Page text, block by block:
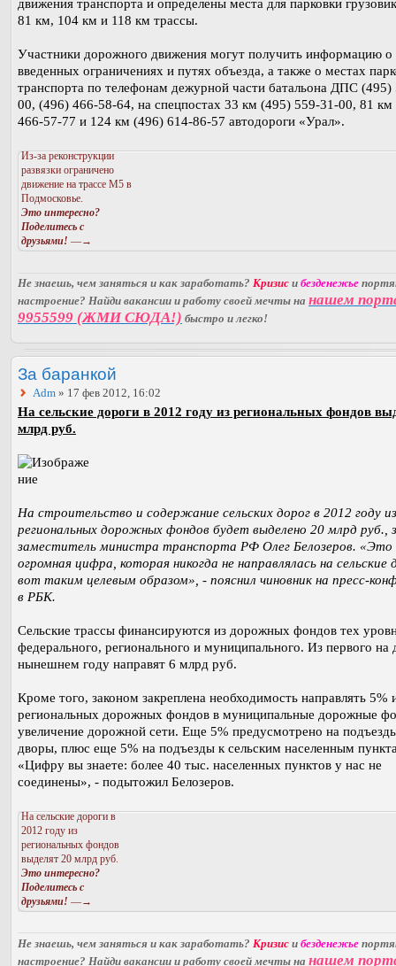
движения транспорта и определены места для парковки
81 км, 104 км и 118 км трассы.
Участники дорожного движения могут получить информацию о
введенных ограничениях и путях объезда, а также о местах
транспорта по телефонам дежурной части батальона ДПС (495)
00, (496) 466-58-64, на спецпостах 33 км (495) 559-31-00, 81 км
466-57-77 и 124 км (496) 614-86-57 автодороги «Урал».
Из-за реконструкции
развязки ограничено
движение на трассе М5 в
Подмосковье.
Это интересно?
Поделитесь с
друзьями! —→
Не знаешь, чем заняться и как заработать? Кризис и безденежье
настроение? Найди вакансии и работу своей мечты на нашем
9955599 (ЖМИ СЮДА!) быстро и легко!
За баранкой
Adm » 17 фев 2012, 16:02
На сельские дороги в 2012 году из региональных фондов
млрд руб.
На строительство и содержание сельских дорог в 2012 году из
региональных дорожных фондов будет выделено 20 млрд руб.,
заместитель министра транспорта РФ Олег Белозеров. «Это
огромная цифра, которая никогда не направлялась на сельские
вот таким целевым образом», - пояснил чиновник на пресс-
в РБК.
Сельские трассы финансируются из дорожных фондов тех
федерального, регионального и муниципального. Из первого на
нынешнем году направят 6 млрд руб.
Кроме того, законом закреплена необходимость направлять 5%
региональных дорожных фондов в муниципальные дорожные
увеличение дорожной сети. Еще 5% предусмотрено на
дворы, плюс еще 5% на подъезды к сельским населенным
«Цифру вы знаете: более 40 тыс. населенных пунктов у нас не
соединены», - подытожил Белозеров.
На сельские дороги в
2012 году из
региональных фондов
выделят 20 млрд руб.
Это интересно?
Поделитесь с
друзьями! —→
Не знаешь, чем заняться и как заработать? Кризис и безденежье
настроение? Найди вакансии и работу своей мечты на нашем